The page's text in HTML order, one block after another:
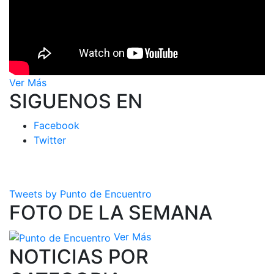
Ver Más
SIGUENOS EN
Facebook
Twitter
Tweets by Punto de Encuentro
FOTO DE LA SEMANA
Ver Más
NOTICIAS POR